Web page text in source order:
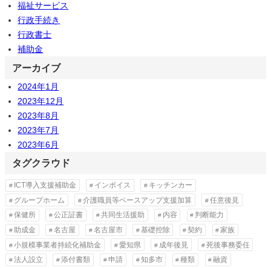
福祉サービス
行政手続き
行政書士
補助金
アーカイブ
2024年1月
2023年12月
2023年8月
2023年7月
2023年6月
タグクラウド
ICT導入支援補助金 インボイス
キッチンカー
グループホーム
介護職員等ベースアップ支援加算
任意後見
保健所
公正証書 共同生活援助 内容
判断能力
助成金
名古屋 名古屋市 基礎控除 契約
家族
小規模事業者持続化補助金
愛知県 成年後見
死後事務委任
法人設立
添付書類 申請 知多市 種類 融資